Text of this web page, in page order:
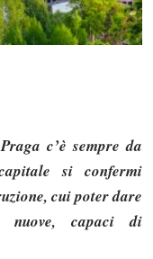
c’è sempre da
si confermi
cui poter dare
nuove, capaci di